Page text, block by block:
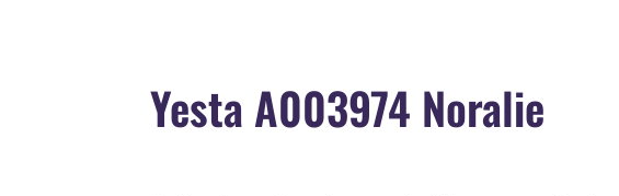
Yesta A003974 Noralie